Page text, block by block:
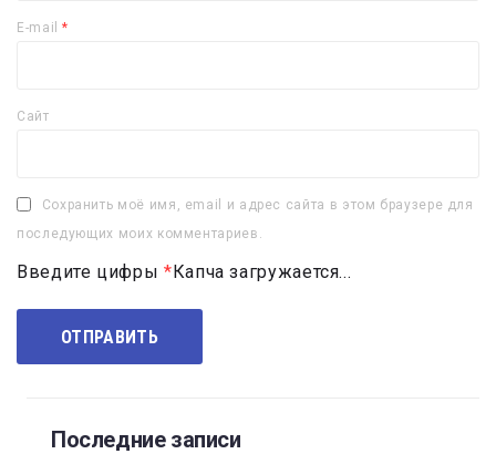
E-mail*
Сайт
Сохранить моё имя, email и адрес сайта в этом браузере для
последующих моих комментариев.
Введите цифры *Капча загружается...
Последние записи